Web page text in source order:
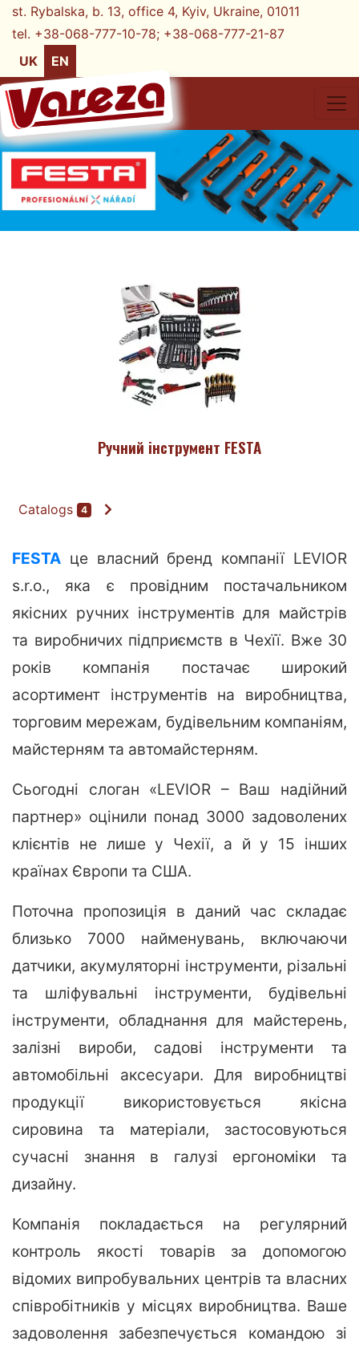
st. Rybalska, b. 13, office 4, Kyiv, Ukraine, 01011
tel. +38-068-777-10-78; +38-068-777-21-87
UK
EN
Ручний інструмент FESTA
Catalogs 4
FESTA це власний бренд компанії LEVIOR
s.r.o., яка є провідним постачальником
якісних ручних інструментів для майстрів
та виробничих підприємств в Чехїї. Вже 30
років компанія постачає широкий
асортимент інструментів на виробництва,
торговим мережам, будівельним компаніям,
майстерням та автомайстерням.
Сьогодні слоган «LEVIOR – Ваш надійний
партнер» оцінили понад 3000 задоволених
клієнтів не лише у Чехії, а й у 15 інших
країнах Європи та США.
Поточна пропозиція в даний час складає
близько 7000 найменувань, включаючи
датчики, акумуляторні інструменти, різальні
та шліфувальні інструменти, будівельні
інструменти, обладнання для майстерень,
залізні вироби, садові інструменти та
автомобільні аксесуари. Для виробництві
продукції використовується якісна
сировина та матеріали, застосовуються
сучасні знання в галузі ергономіки та
дизайну.
Компанія покладається на регулярний
контроль якості товарів за допомогою
відомих випробувальних центрів та власних
співробітників у місцях виробництва. Ваше
задоволення забезпечується командою зі